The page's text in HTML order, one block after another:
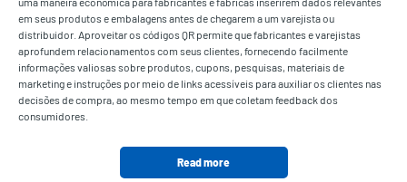
em seus produtos e embalagens antes de chegarem a um varejista ou
distribuidor. Aproveitar os códigos QR permite que fabricantes e varejistas
aprofundem relacionamentos com seus clientes, fornecendo facilmente
informações valiosas sobre produtos, cupons, pesquisas, materiais de
marketing e instruções por meio de links acessíveis para auxiliar os clientes nas
decisões de compra, ao mesmo tempo em que coletam feedback dos
consumidores.
Read more